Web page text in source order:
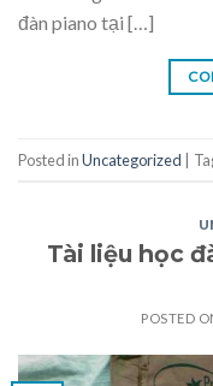
đàn piano tại […]
Posted inUncategorized
Tài liệu học
POSTED